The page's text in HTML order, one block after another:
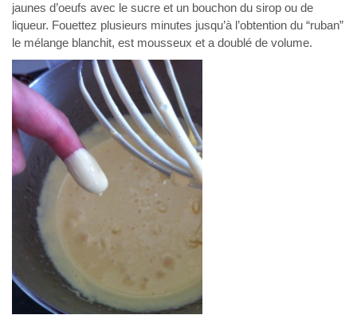
jaunes d’oeufs avec le sucre et un bouchon du sirop ou de
liqueur. Fouettez plusieurs minutes jusqu’à l’obtention du “ruban”
le mélange blanchit, est mousseux et a doublé de volume.